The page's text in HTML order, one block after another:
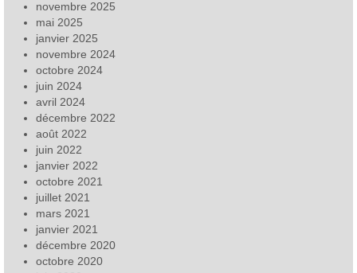
novembre 2025
mai 2025
janvier 2025
novembre 2024
octobre 2024
juin 2024
avril 2024
décembre 2022
août 2022
juin 2022
janvier 2022
octobre 2021
juillet 2021
mars 2021
janvier 2021
décembre 2020
octobre 2020